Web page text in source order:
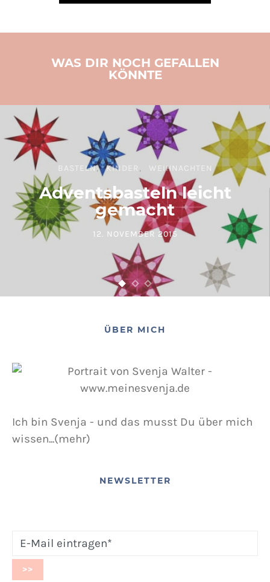
WAS DIR NOCH GEFALLEN
KÖNNTE
BASTELN KINDER WEIHNACHTEN
Adventsbasteln leicht
gemacht
POSTED ON
12. NOVEMBER 2015
ÜBER MICH
Ich bin Svenja - und das musst Du über mich
wissen...(mehr)
NEWSLETTER